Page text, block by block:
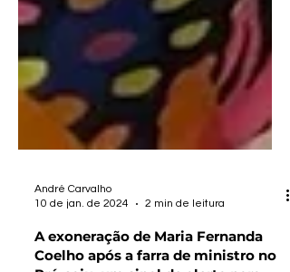
André Carvalho
10 de jan. de 2024
2 min de leitura